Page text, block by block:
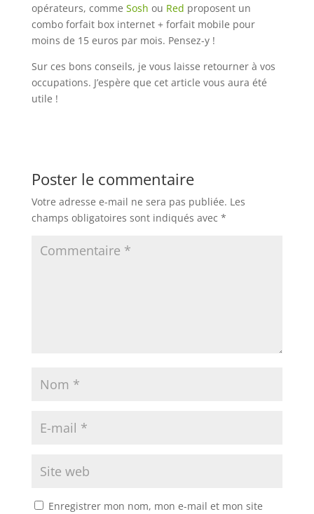
opérateurs, comme Sosh ou Red proposent un
combo forfait box internet + forfait mobile pour
moins de 15 euros par mois. Pensez-y !
Sur ces bons conseils, je vous laisse retourner à vos
occupations. J’espère que cet article vous aura été
utile !
Poster le commentaire
Votre adresse e-mail ne sera pas publiée. Les
champs obligatoires sont indiqués avec *
Enregistrer mon nom, mon e-mail et mon site